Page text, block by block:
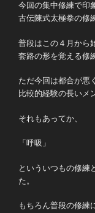
今回の集中修練で印
古伝陳式太極拳の修
普段はこの４月から
套路の形を覚える修
ただ今回は都合が悪
比較的経験の長いメ
それもあってか、
「呼吸」
といういつもの修練
た。
もちろん普段の修練